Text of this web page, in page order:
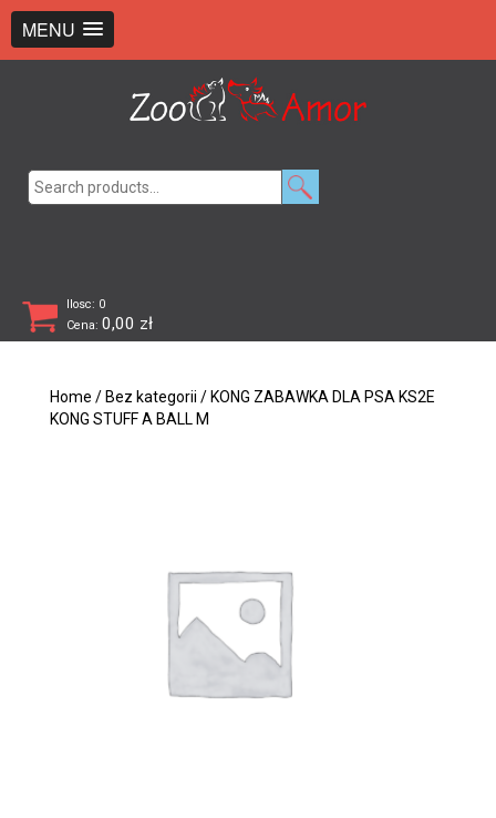
MENU
Ilosc: 0
Cena: 0,00 zł
Home / Bez kategorii / KONG ZABAWKA DLA PSA KS2E
KONG STUFF A BALL M